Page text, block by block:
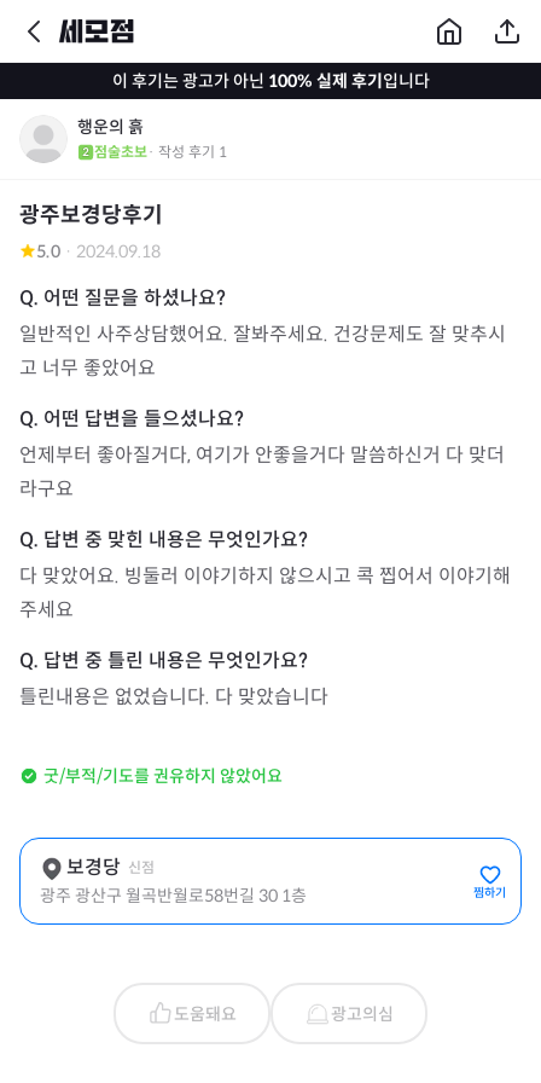
이 후기는 광고가 아닌 100% 실제 후기입니다
행운의 흙
점술초보· 작성 후기 1
광주보경당후기
5.0 · 2024.09.18
일반적인 사주상담했어요. 잘봐주세요. 건강문제도 잘 맞추시
고 너무 좋았어요
언제부터 좋아질거다, 여기가 안좋을거다 말씀하신거 다 맞더
라구요
다 맞았어요. 빙둘러 이야기하지 않으시고 콕 찝어서 이야기해
주세요
틀린내용은 없었습니다. 다 맞았습니다
굿/부적/기도를 권유하지 않았어요
보경당 신점
광주 광산구 월곡반월로58번길 30 1층 찜하기
도움돼요 광고의심